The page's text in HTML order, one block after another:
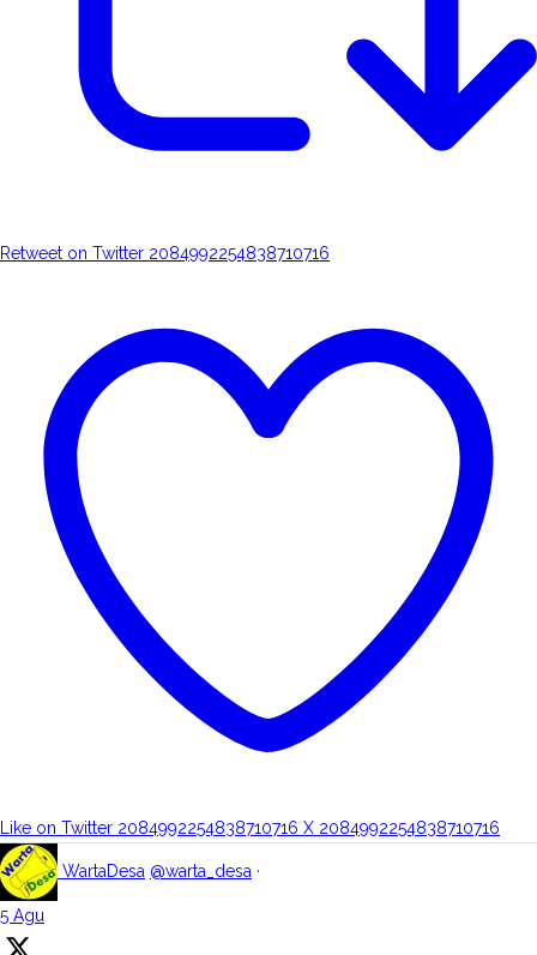
Retweet on Twitter 2084992254838710716
Like on Twitter 2084992254838710716 X 2084992254838710716
WartaDesa @warta_desa ·
5 Agu